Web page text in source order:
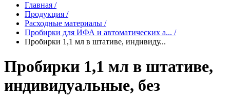
Главная /
Продукция /
Расходные материалы /
Пробирки для ИФА и автоматических а... /
Пробирки 1,1 мл в штативе, индивиду...
Пробирки 1,1 мл в штативе,
индивидуальные, без